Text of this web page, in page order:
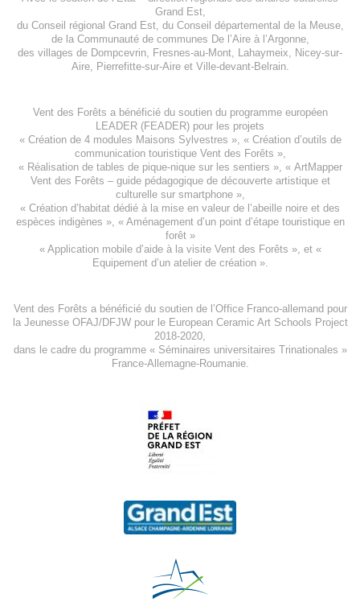
Grand Est,
du Conseil régional Grand Est, du Conseil départemental de la Meuse,
de la Communauté de communes De l’Aire à l’Argonne,
des villages de Dompcevrin Fresnes-au-Mont Lahaymeix
Nicey-sur-
Aire, Pierrefitte-sur-Aireet Ville-devant-Belrain.
Vent des Forêts a bénéficié du soutien du programme européen
LEADER (FEADER) pour les projets
« Création de 4 modules Maisons Sylvestres », « Création d’outils de
communication touristique Vent des Forêts »,
« Réalisation de tables de pique-nique sur les sentiers », « ArtMapper
Vent des Forêts – guide pédagogique de découverte artistique et
culturelle sur smartphone »,
« Création d’habitat dédié à la mise en valeur de l’abeille noire et des
espèces indigènes », « Aménagement d’un point d’étape touristique en
forêt»
« Application mobile d’aide à la visite Vent des Forêts », et «
Equipement d’un atelier de création».
Vent des Forêts a bénéficié du soutien de l’Office Franco-allemand pour
la Jeunesse OFAJ/DFJWpour leEuropean Ceramic Art Schools Project
2018-2020
dans le cadre du programme « Séminaires universitaires Trinationales »
France-Allemagne-Roumanie.